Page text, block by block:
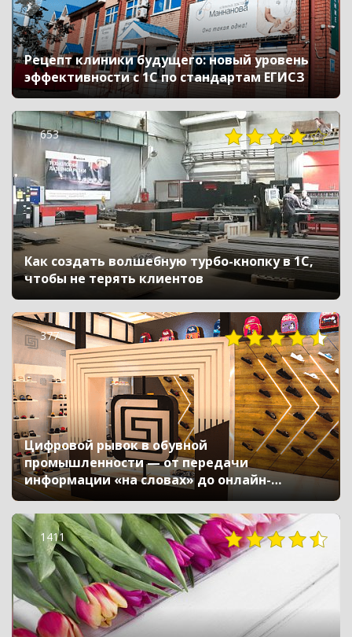
Рецепт клиники будущего: новый уровень
эффективности с 1С по стандартам ЕГИСЗ
653
Как создать волшебную турбо-кнопку в 1С,
чтобы не терять клиентов
377
Цифровой рывок в обувной
промышленности — от передачи
информации «на словах» до онлайн-
контроля производства
1411